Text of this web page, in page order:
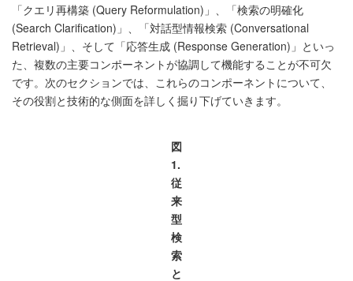
「クエリ再構築 (Query Reformulation)」、「検索の明確化
(Search Clarification)」、「対話型情報検索 (Conversational
Retrieval)」、そして「応答生成 (Response Generation)」といっ
た、複数の主要コンポーネントが協調して機能することが不可欠
です。次のセクションでは、これらのコンポーネントについて、
その役割と技術的な側面を詳しく掘り下げていきます。
図
1.
従
来
型
検
索
と